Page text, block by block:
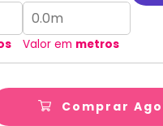
Valor em metros
Comprar